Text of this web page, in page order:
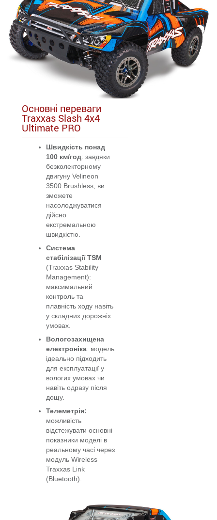
Основні переваги
Traxxas Slash 4x4
Ultimate PRO
Швидкість понад
100 км/год: завдяки
безколекторному
двигуну Velineon
3500 Brushless, ви
зможете
насолоджуватися
дійсно
екстремальною
швидкістю.
Система
стабілізації TSM
(Traxxas Stability
Management):
максимальний
контроль та
плавність ходу навіть
у складних дорожніх
умовах.
Вологозахищена
електроніка: модель
ідеально підходить
для експлуатації у
вологих умовах чи
навіть одразу після
дощу.
Телеметрія:
можливість
відстежувати основні
показники моделі в
реальному часі через
модуль Wireless
Traxxas Link
(Bluetooth).